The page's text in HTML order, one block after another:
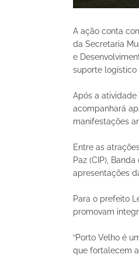
A ação conta
da Secretaria
e
suporte logístico
Após a
acompanhará
manifestações
Entre as
Paz (CIP),
apresentações
Para o prefeito
promovam
“Porto Velho é
que fortalecem